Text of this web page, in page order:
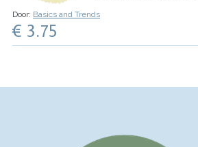
tafel. Van de charmante
Door: Basics and Trends
€ 3.75